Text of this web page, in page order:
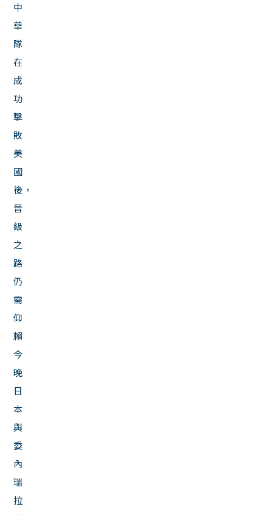
中
華
隊
在
成
功
擊
敗
美
國
後，
晉
級
之
路
仍
需
仰
賴
今
晚
日
本
與
委
內
瑞
拉